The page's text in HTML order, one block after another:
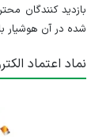
تهران
بازدید کنندگان
شده در آن هوشیار
نماد اعتماد